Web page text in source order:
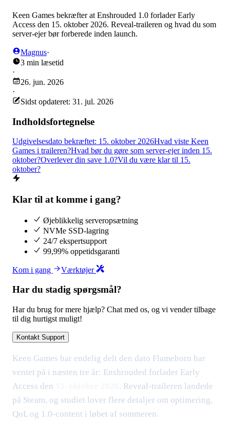
Keen Games bekræfter at Enshrouded 1.0 forlader Early
Access den 15. oktober 2026. Reveal-traileren og hvad du som
server-ejer bør forberede inden launch.
Magnus·
3 min læsetid
·
26. jun. 2026
·
Sidst opdateret: 31. jul. 2026
Indholdsfortegnelse
Udgivelsesdato bekræftet: 15. oktober 2026Hvad viste Keen
Games i traileren?Hvad bør du gøre som server-ejer inden 15.
oktober?Overlever din save 1.0?Vil du være klar til 15.
oktober?
Klar til at komme i gang?
Øjeblikkelig serveropsætning
NVMe SSD-lagring
24/7 ekspertsupport
99,99% oppetidsgaranti
Kom i gang Værktøjer
Har du stadig spørgsmål?
Har du brug for mere hjælp? Chat med os, og vi vender tilbage
til dig hurtigst muligt!
Kontakt Support
Keen Games har endelig delt den dato Flameborn har
ventet på i næsten tre år: Enshrouded forlader Early
Access den
. Reveal-traileren landede
på Steam, og studiet lover flere detaljer om optimering,
QoL og 1.0-content i løbet af sommeren.